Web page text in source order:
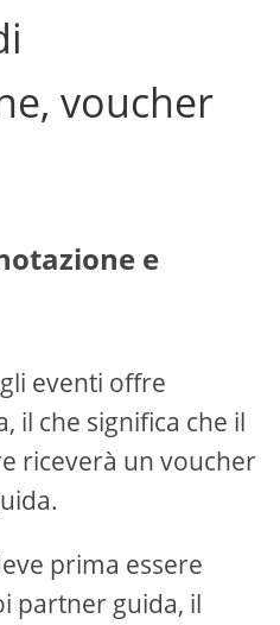
voucher
e
eventi offre
il che significa che il
riceverà un voucher
prima essere
partner guida, il